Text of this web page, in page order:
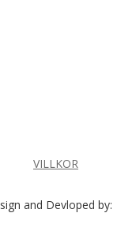
VILLKOR
and Devloped by: